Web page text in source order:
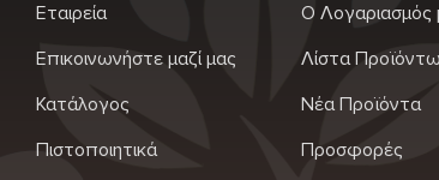
Εταιρεία
Επικοινωνήστε μαζί μας
Κατάλογος
Πιστοποιητικά
Ο Λογαριασμός
Λίστα
Νέα Προϊόντα
Προσφορές